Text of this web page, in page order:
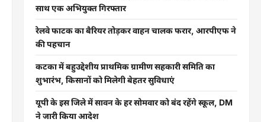
साथ एक अभियुक्त गिरफ्तार
रेलवे फाटक का बैरियर तोड़कर वाहन चालक फरार, आरपीएफ ने
की पहचान
कटका में बहुउद्देशीय प्राथमिक ग्रामीण सहकारी समिति का
शुभारंभ, किसानों को मिलेगी बेहतर सुविधाएं
यूपी के इस जिले में सावन के हर सोमवार को बंद रहेंगे स्कूल, DM
ने जारी किया आदेश